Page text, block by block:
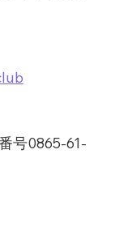
号0865-61-